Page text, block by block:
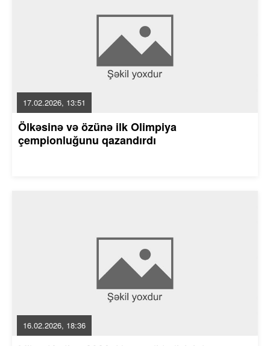
17.02.2026, 13:51
Ölkəsinə və özünə ilk Olimpiya
çempionluğunu qazandırdı
16.02.2026, 18:36